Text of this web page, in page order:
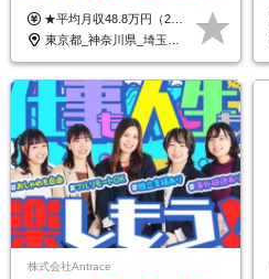
リモートOK｜平均月収48.8万
｜子育て＆介護支援◎
★平均月収48.8万円（2025年度実績） ★安心の固定給＋賞与年2回＋インセンティブ！手当も充実 月給21万円～23万円＋諸手当＋インセンティブ＋賞与年2回 ※給与は年間平均の税込定例給与です。賞与は含みません。 ※約3週間の研修期間中は日当8000円を支給いたします。 ※試用期間6ヵ月あり（期間中の条件変更なし） ◆東京・神奈川・千葉・埼玉・愛知（一部）・京都・大阪・兵庫（一部）：月給23万円以上 ◆静岡（一部）・三重・岐阜：月給22万円以上 ◆上記以外の地域：月給21万円以上
東京都_神奈川県_埼玉県_千葉県_大阪府_愛知県_北海道_青森県_岩手県_宮城県_秋田県_山形県_福島県_茨城県_栃木県_群馬県_新潟県_山梨県_長野県_富山県_石川県_福井県_静岡県_岐阜県_三重県_兵庫県_京都府_滋賀県_奈良県_和歌山県_広島県_岡山県_鳥取県_島根県_山口県_徳島県_香川県_愛媛県_高知県_福岡県_熊本県_佐賀県_長崎県_大分県_宮崎県_鹿児島県_沖縄県
株式会社Antrace